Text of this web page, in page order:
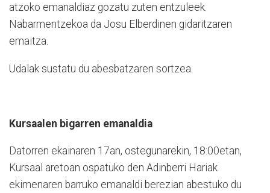
atzoko emanaldiaz gozatu zuten entzuleek.
Nabarmentzekoa da Josu Elberdinen gidaritzaren
emaitza.
Udalak sustatu du abesbatzaren sortzea.
Kursaalen bigarren emanaldia
Datorren ekainaren 17an, ostegunarekin, 18:00etan,
Kursaal aretoan ospatuko den Adinberri Hariak
ekimenaren barruko emanaldi berezian abestuko du